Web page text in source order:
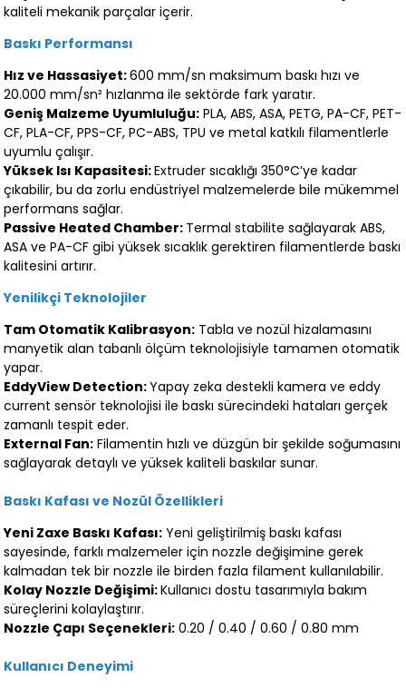
kaliteli mekanik parçalar içerir.
Baskı Performansı
Hız ve Hassasiyet:600 mm/sn maksimum baskı hızı ve
20.000 mm/sn² hızlanma ile sektörde fark yaratır.
Geniş Malzeme Uyumluluğu: PLA, ABS, ASA, PETG, PA-CF, PET-
CF, PLA-CF, PPS-CF, PC-ABS, TPU ve metal katkılı filamentlerle
uyumlu çalışır.
Yüksek Isı Kapasitesi:Extruder sıcaklığı 350°C’ye kadar
çıkabilir, bu da zorlu endüstriyel malzemelerde bile mükemmel
performans sağlar.
Passive Heated Chamber: Termal stabilite sağlayarak ABS,
ASA ve PA-CF gibi yüksek sıcaklık gerektiren filamentlerde baskı
kalitesini artırır.
Yenilikçi Teknolojiler
Tam Otomatik Kalibrasyon: Tabla ve nozül hizalamasını
manyetik alan tabanlı ölçüm teknolojisiyle tamamen otomatik
yapar.
EddyView Detection:Yapay zeka destekli kamera ve eddy
current sensör teknolojisi ile baskı sürecindeki hataları gerçek
zamanlı tespit eder.
External Fan: Filamentin hızlı ve düzgün bir şekilde soğumasını
sağlayarak detaylı ve yüksek kaliteli baskılar sunar.
Baskı Kafası ve Nozül Özellikleri
Yeni Zaxe Baskı Kafası: Yeni geliştirilmiş baskı kafası
sayesinde, farklı malzemeler için nozzle değişimine gerek
kalmadan tek bir nozzle ile birden fazla filament kullanılabilir.
Kolay Nozzle Değişimi:Kullanıcı dostu tasarımıyla bakım
süreçlerini kolaylaştırır.
Nozzle Çapı Seçenekleri: 0.20 / 0.40 / 0.60 / 0.80 mm
Kullanıcı Deneyimi